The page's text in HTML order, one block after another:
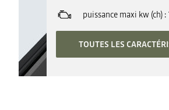
puissance maxi kw (ch)
TOUTES LES